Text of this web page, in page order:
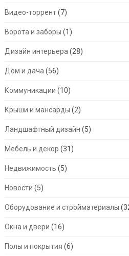
Видео-торрент(7)
Ворота и заборы (1)
Дизайн интерьера (28)
Дом и дача (56)
Коммуникации (10)
Крыши и мансарды (2)
Ландшафтный дизайн (5)
Мебель и декор (31)
Недвижимость (5)
Новости (5)
Оборудование и стройматериалы
Окна и двери (16)
Полы и покрытия (6)